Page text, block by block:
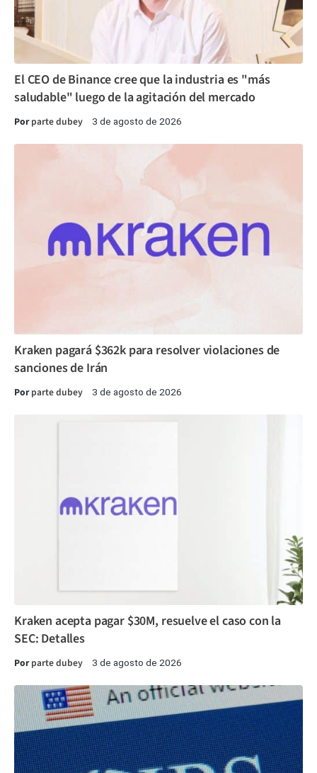
El CEO de Binance cree que la industria es "más
saludable" luego de la agitación del mercado
Porparte dubey 3 de agosto de 2026
Kraken pagará $362k para resolver violaciones de
sanciones de Irán
Porparte dubey 3 de agosto de 2026
Kraken acepta pagar $30M, resuelve el caso con la
SEC: Detalles
Porparte dubey 3 de agosto de 2026